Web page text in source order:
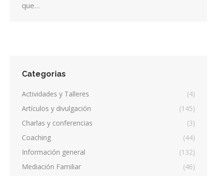
que…
Categorias
Actividades y Talleres
(4)
Artículos y divulgación
(145)
Charlas y conferencias
(3)
Coaching
(44)
Información general
(132)
Mediación Familiar
(46)